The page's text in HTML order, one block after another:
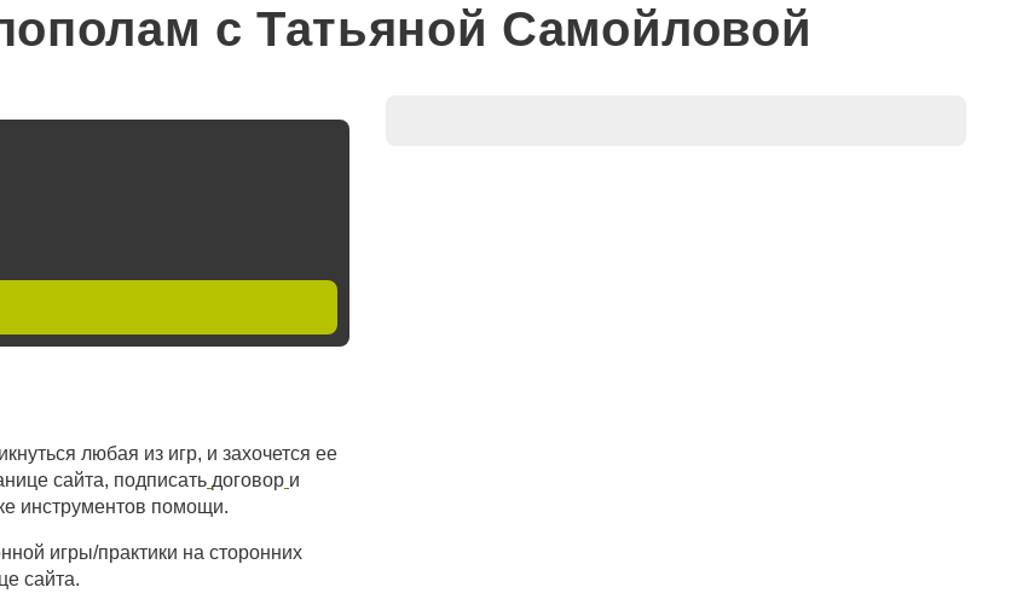
с Татьяной Самойловой
любая из игр, и захочется ее
сайта, подписать договор и
инструментов помощи.
игры/практики на сторонних
сайта.